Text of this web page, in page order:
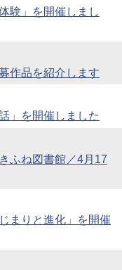
験」を開催しまし
作品を紹介します
」を開催しました
ふね図書館／4月17
まりと進化」を開催